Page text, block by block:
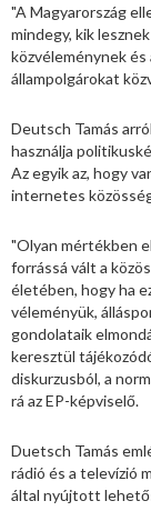
"A Magyarország
mindegy, kik
közvéleménynek
állampolgárokat
Deutsch Tamás
használja
Az egyik az, hogy
internetes
"Olyan mértékben
forrássá vált a
életében, hogy ha
véleményük,
gondolataik
keresztül
diskurzusból, a
rá az EP-képviselő.
Duetsch Tamás
rádió és a televízió
által nyújtott